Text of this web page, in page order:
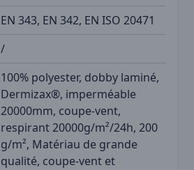
EN 343, EN 342, EN ISO 20471
/
100% polyester, dobby laminé,
Dermizax®, imperméable
20000mm, coupe-vent,
respirant 20000g/m²/24h, 200
g/m², Matériau de grande
qualité, coupe-vent et